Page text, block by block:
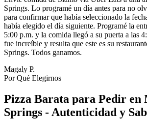
Springs. Lo programé un día antes para no
para confirmar que había seleccionado la
había elegido el día siguiente. Programé la
5:00 p.m. y la comida llegó a su puerta a las
fue increíble y resulta que este es su
Springs. Todos ganamos.
Magaly P.
Por Qué Elegirnos
Pizza Barata para Pedir en
Springs - Autenticidad y